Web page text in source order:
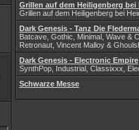
Grillen auf dem Heiligenberg bei
Grillen auf dem Heiligenberg bei
Dark Genesis - Tanz Die
Batcave, Gothic, Minimal, Wave &
Retronaut, Vincent Malloy &
Dark Genesis - Electronic Empire
SynthPop, Industrial, Classixxx,
Schwarze Messe